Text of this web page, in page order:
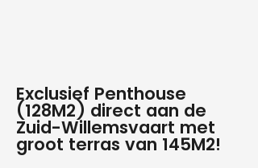
Exclusief Penthouse
(128M2) direct aan de
Zuid-Willemsvaart met
groot terras van 145M2!